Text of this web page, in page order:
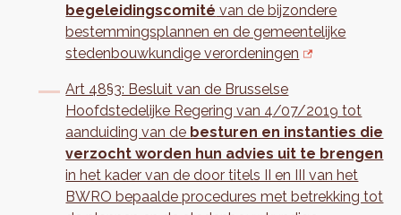
begeleidingscomité van de bijzondere
bestemmingsplannen en de gemeentelijke
stedenbouwkundige verordeningen
Art 48§3: Besluit van de Brusselse
Hoofdstedelijke Regering van 4/07/2019 tot
aanduiding van de besturen en instanties die
verzocht worden hun advies uit te brengen
in het kader van de door titels II en III van het
BWRO bepaalde procedures met betrekking tot